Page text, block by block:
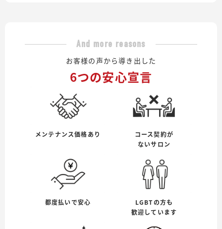
And more reasons
お客様の声から導き出した
6つの安心宣言
メンテナンス価格あり
コース契約が
ないサロン
都度払いで安心
LGBTの方も
歓迎しています